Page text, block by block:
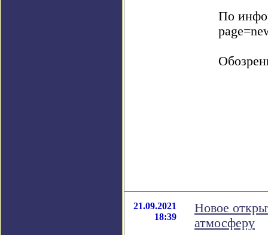
По
21.09.2021
18:39
Новое
атмосферу